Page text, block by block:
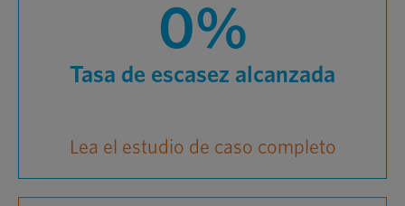
0%
Tasa de escasez alcanzada
Lea el estudio de caso completo